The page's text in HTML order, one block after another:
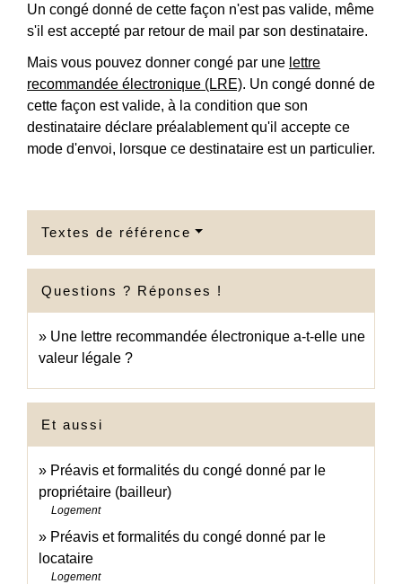
Un congé donné de cette façon n'est pas valide, même
s'il est accepté par retour de mail par son destinataire.
Mais vous pouvez donner congé par une lettre
recommandée électronique (LRE). Un congé donné de
cette façon est valide, à la condition que son
destinataire déclare préalablement qu'il accepte ce
mode d'envoi, lorsque ce destinataire est un particulier.
Textes de référence
Questions ? Réponses !
Une lettre recommandée électronique a-t-elle une
valeur légale ?
Et aussi
Préavis et formalités du congé donné par le
propriétaire (bailleur)
Logement
Préavis et formalités du congé donné par le
locataire
Logement